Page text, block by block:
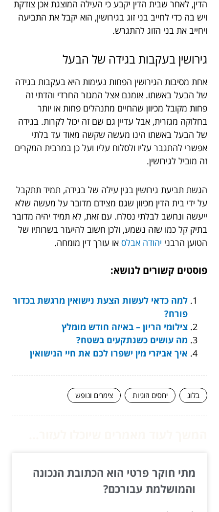
הדין, לאחר שבית הדין יקבע כי העילה המוצגת אכן צודקת
ויש בה כדי לחייב בני זוג בגירושין, הוא יקבל את התביעה
ויחייב את בני הזוג להתגרש.
גירושין בעקבות בגידה של הבעל
אחת מסיבות הגירושין הפחות נעימות היא בעקבות בגידה
של הבעל באשתו. אומנם אצל המגזר החרדי והדתי זה
פחות מקובל מכיוון שהחיים מתנהלים פחות או יותר
בחלוקה מגזרית, אבל עדיין גם שם זה יכול לקרות. בגידה
של הבעל באשתו הינו מעשה שקשה מאוד עד בלתי
אפשרי להתגבר עליו ולסלוח עליו ועל כן במרבית המקרים
זה מוביל לגירושין.
הגשת תביעת גירושין בגין עילה של בגידה, תמיד תתקבל
על ידי בית הדין מכיוון שגם מצידם מדובר על מעשה שלא
ייעשה ונחשב לבלתי נסלח. עם זאת, לא תמיד יהיה מדובר
בתיק קל כמו שזה נשמע, ולכן חשוב להיעזר בשרותיו של
הטוען הרבני יהודה אבלס או עורך דין מומחה.
פוסטים קשורים לנושא:
למה כדאי לעשות הצעת נישואין מרגשת בכדור
פורח?
צילומי הריון – באיזה חודש מומלץ
מה עושים כשנתקעים בשטח?
איך אביזרי מין ישפרו לכם את חיי הנישואין
בלוג יחסים וזוגיות צימרים ונופש
מתי חוקר פרטי הוא הכתובת הנכונה
והמושלמת עבורכם?